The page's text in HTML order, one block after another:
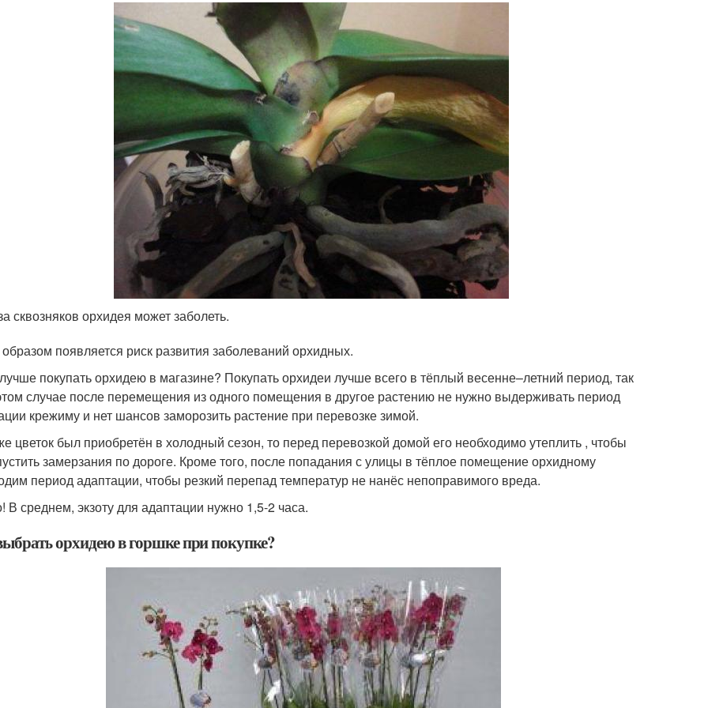
сквозняков орхидея может заболеть.
появляется риск развития заболеваний орхидных.
покупать орхидею в магазине? Покупать орхидеи лучше всего в тёплый весенне–летний период, так
случае после перемещения из одного помещения в другое растению не нужно выдерживать период
крежиму и нет шансов заморозить растение при перевозке зимой.
цветок был приобретён в холодный сезон, то перед перевозкой домой его необходимо утеплить , чтобы
замерзания по дороге. Кроме того, после попадания с улицы в тёплое помещение орхидному
период адаптации, чтобы резкий перепад температур не нанёс непоправимого вреда.
В среднем, экзоту для адаптации нужно 1,5-2 часа.
орхидею в горшке при покупке?